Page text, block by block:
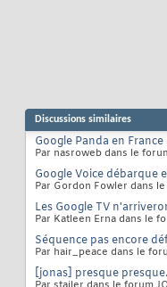
Discussions similaires
Google Panda en
Par nasroweb dans le
Google Voice débarque
Par Gordon Fowler dans
Les Google TV
Par Katleen Erna dans le
Séquence pas encore
Par hair_peace dans le
[jonas] presque